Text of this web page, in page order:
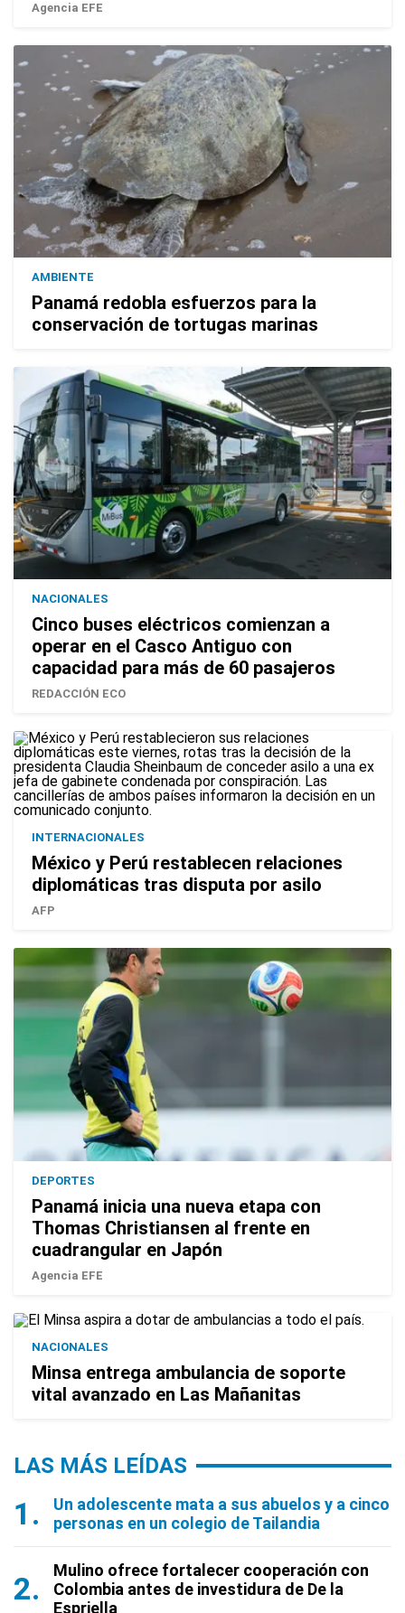
Agencia EFE
AMBIENTE
Panamá redobla esfuerzos para la
conservación de tortugas marinas
NACIONALES
Cinco buses eléctricos comienzan a
operar en el Casco Antiguo con
capacidad para más de 60 pasajeros
REDACCIÓN ECO
INTERNACIONALES
México y Perú restablecen relaciones
diplomáticas tras disputa por asilo
AFP
DEPORTES
Panamá inicia una nueva etapa con
Thomas Christiansen al frente en
cuadrangular en Japón
Agencia EFE
NACIONALES
Minsa entrega ambulancia de soporte
vital avanzado en Las Mañanitas
LAS MÁS LEÍDAS
Un adolescente mata a sus abuelos y a cinco
personas en un colegio de Tailandia
Mulino ofrece fortalecer cooperación con
Colombia antes de investidura de De la
Espriella